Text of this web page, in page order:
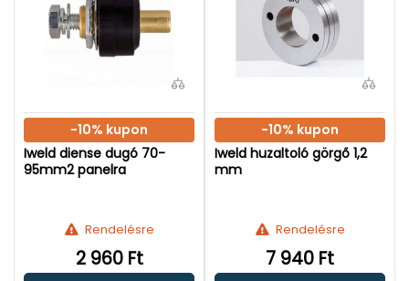
-10% kupon
Iweld diense dugó 70-
95mm2 panelra
Rendelésre
2 960 Ft
-10% kupon
Iweld huzaltoló görgő 1,2
mm
Rendelésre
7 940 Ft